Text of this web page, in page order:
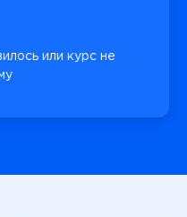
или курс не